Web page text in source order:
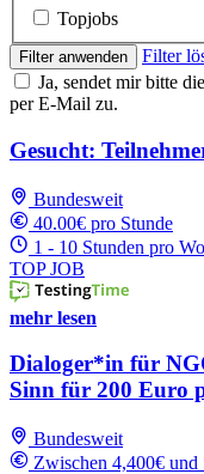
Topjobs
Filter anwenden
Filter
Ja, sendet mir bitte
per E-Mail zu.
Gesucht:
Bundesweit
40.00€ pro Stunde
1 - 10 Stunden pro
TOP JOB
mehr lesen
Dialoger*in für
Sinn für 200 Euro
Bundesweit
Zwischen 4,400€